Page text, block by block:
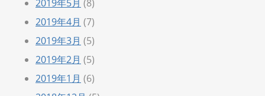
2019年5月 (8)
2019年4月 (7)
2019年3月 (5)
2019年2月 (5)
2019年1月 (6)